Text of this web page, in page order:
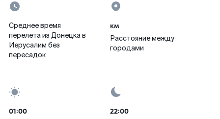
Среднее время
перелета из Донецка в
Иерусалим без
пересадок
км
Расстояние между
городами
01:00 22:00